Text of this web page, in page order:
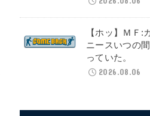
【ホッ】ＭＦ:
ニースいつの
っていた。
2026.08.06